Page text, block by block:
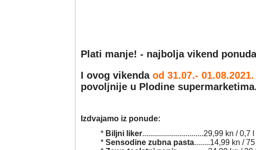
Plati manje! - najbolja vikend
I ovog vikenda od 31.07.- 01.08.2021.
povoljnije u Plodine supermarketima
Izdvajamo iz ponude:
* Biljni liker...............................29,99 kn / 0,7 l
* Sensodine zubna pasta........14,99 kn / 75